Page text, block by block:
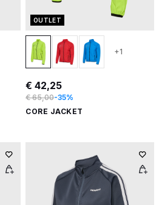
OUTLET
+1
€ 42,25
€ 65,00-35%
CORE JACKET